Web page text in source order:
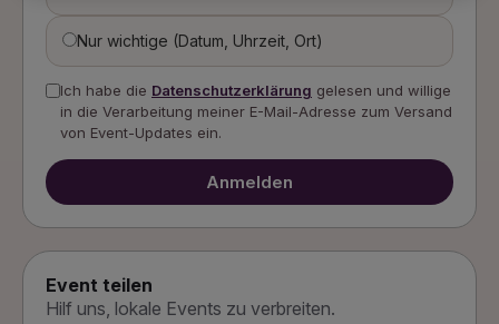
Nur wichtige (Datum, Uhrzeit, Ort)
Ich habe die Datenschutzerklärung gelesen und willige
in die Verarbeitung meiner E-Mail-Adresse zum Versand
von Event-Updates ein.
Anmelden
Event teilen
Hilf uns, lokale Events zu verbreiten.